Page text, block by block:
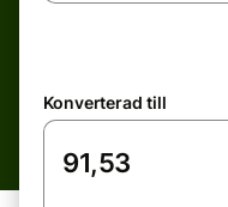
Konverterad till